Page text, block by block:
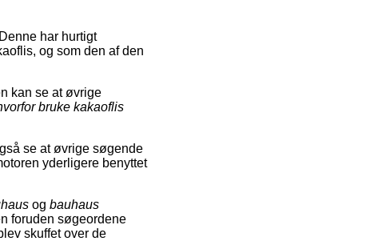
har hurtigt
og som den af den
kan se at øvrige
bruke kakaoflis
se at øvrige søgende
yderligere benyttet
og bauhaus
foruden søgeordene
skuffet over de